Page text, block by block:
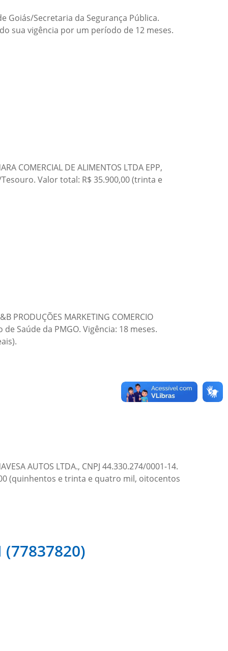
Goiás/Secretaria da Segurança Pública.
sua vigência por um período de 12 meses.
COMERCIAL DE ALIMENTOS LTDA EPP,
Valor total: R$ 35.900,00 (trinta e
MARKETING COMERCIO
de Saúde da PMGO. Vigência: 18 meses.
AUTOS LTDA., CNPJ 44.330.274/0001-14.
(quinhentos e trinta e quatro mil, oitocentos
(77837820)